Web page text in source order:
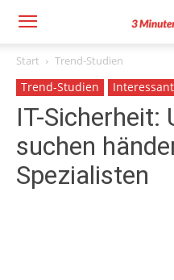
Start Trend-Studien
Trend-Studien
IT-Sicherheit:
suchen
Spezialisten